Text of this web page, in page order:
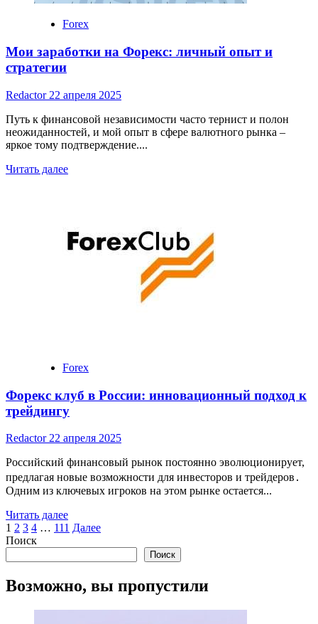
Forex
Мои заработки на Форекс: личный опыт и
стратегии
Redactor 22 апреля 2025
Путь к финансовой независимости часто тернист и полон
неожиданностей, и мой опыт в сфере валютного рынка –
яркое тому подтверждение....
Читать далееRead
на
Форекс:
Forex
Форекс клуб в России: инновационный подход к
трейдингу
Redactor 22 апреля 2025
Российский финансовый рынок постоянно эволюционирует,
предлагая новые возможности для инвесторов и трейдеров․
Одним из ключевых игроков на этом рынке остается...
Читать далееRead
more
клуб
России:
Пагинация
записей
1 2 3 4 … 111 Далее
Поиск
Поиск
Возможно, вы пропустили